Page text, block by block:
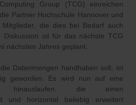
Group (TCG) einreichen
Partner Hochschule Hannover und
Mitglieder, die dies bei Bedarf auch
Diskussion ist für das nächste TCG
nächsten Jahres geplant.
Datenmengen handhaben soll, ist
geworden. Es wird nun auf eine
hinauslaufen, die einen
und horizontal beliebig erweitert